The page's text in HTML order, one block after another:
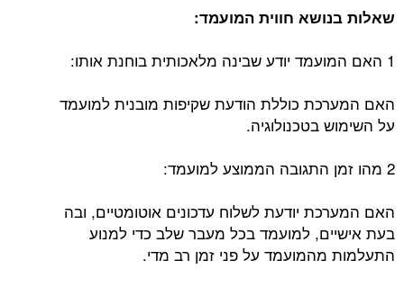
שאלות בנושא חווית המועמד:
1 האם המועמד יודע שבינה מלאכותית בוחנת אותו:
האם המערכת כוללת הודעת שקיפות מובנית למועמד
על השימוש בטכנולוגיה.
2 מהו זמן התגובה הממוצע למועמד:
האם המערכת יודעת לשלוח עדכונים אוטומטיים, ובה
בעת אישיים, למועמד בכל מעבר שלב כדי למנוע
התעלמות מהמועמד על פני זמן רב מדי.